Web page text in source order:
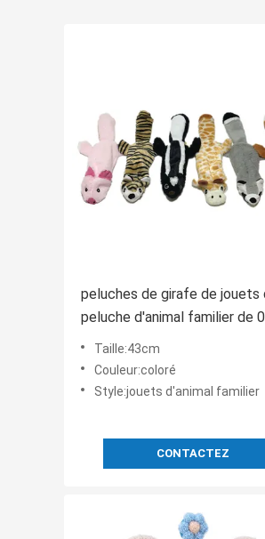
peluches de girafe de jouets
peluche d'animal familier de
16.93in et jouets grands de
comme les chiens réalistes
Taille:43cm
Couleur:coloré
Style:jouets d'animal familier
CONTACTEZ